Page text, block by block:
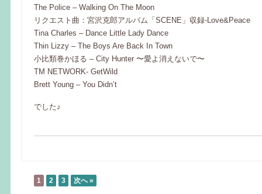
The Police – Walking On The Moon
リクエスト曲：宮沢克郎アルバム「SCENE」収録-Love&Peace
Tina Charles – Dance Little Lady Dance
Thin Lizzy – The Boys Are Back In Town
小比類巻かほる – City Hunter 〜愛よ消えないで〜
TM NETWORK- GetWild
Brett Young – You Didn’t
でした♪
1 2 3 次へ »